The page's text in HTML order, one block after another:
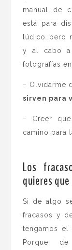
manual de
está para
lúdico…pero
y al cabo a
fotografías
– Olvidarme
sirven para
– Creer
camino para
Los
quieres
Si de algo
fracasos y
tengamos el
Porque